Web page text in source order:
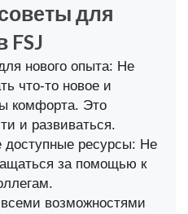
для
FSJ
нового опыта: Не
что-то новое и
комфорта. Это
и развиваться.
доступные ресурсы: Не
за помощью к
возможностями